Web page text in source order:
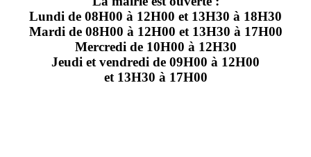
Lundi de 08H00 à 12H00 et 13H30 à 18H30
Mardi de 08H00 à 12H00 et 13H30 à 17H00
Mercredi de 10H00 à 12H30
Jeudi et vendredi de 09H00 à 12H00
et 13H30 à 17H00